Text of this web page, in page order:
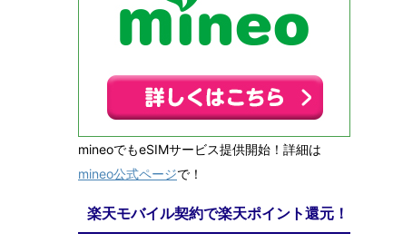
mineoでもeSIMサービス提供開始！詳細は
mineo公式ページで！
楽天モバイル契約で楽天ポイント還元！